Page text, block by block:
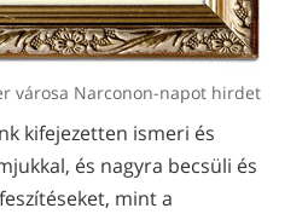
városa Narconon-napot hirdet
kifejezetten ismeri és
és nagyra becsüli és
mint a